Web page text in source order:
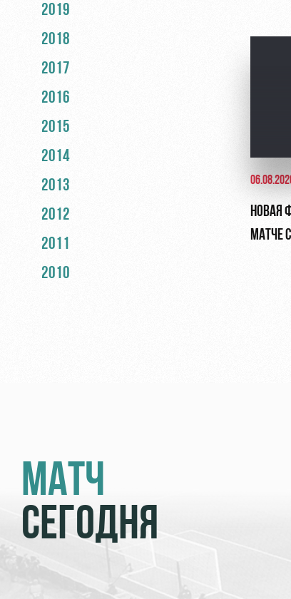
2019
2018
2017
2016
2015
2014
2013
2012
2011
2010
НОВАЯ
МАТЧЕ
МАТЧ
СЕГОДНЯ